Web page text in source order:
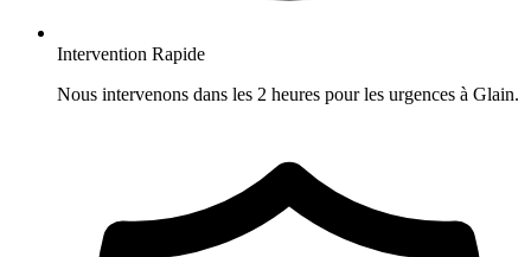
Intervention Rapide
Nous intervenons dans les 2 heures pour les urgences à Glain.